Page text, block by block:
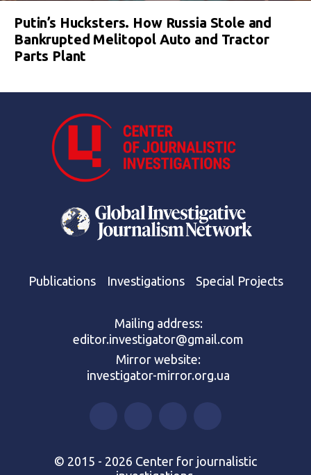
Putin’s Hucksters. How Russia Stole and
Bankrupted Melitopol Auto and Tractor
Parts Plant
Publications Investigations Special Projects
Mailing address:
editor.investigator@gmail.com
Mirror website:
investigator-mirror.org.ua
© 2015 - 2026 Center for journalistic